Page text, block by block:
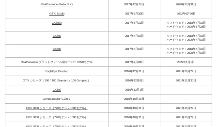
RealPresence Media Suite 2017年12月28日 2020年12月31日
OTX Studio 2017年6月30日 2022年6月30日
CX3000 2017年5月31日
ソフトウェア：2018年4月10日
ハードウェア：2020年5月28日
CX600 2017年4月10日
ソフトウェア：2018年4月10日
ハードウェア：2020年4月10日
CX500 2017年4月10日
ソフトウェア：2018年4月10日
ハードウェア：2020年4月10日
RealPresence プラットフォーム用サーバー R220モデル 2017年2月28日 2022年1月1日
EagleEye Director 2016年12月31日 2021年10月29日
OTX シリーズ（300 / 100 Standard / 100 Compact） 2016年12月8日 2021年11月30日
CX100 2016年12月1日 －
Communicator C100ｓ 2016年10月28日 －
HDX 9000 シリーズ（720モデル / 1080モデル） 2016年10月31日 2021年10月29日
HDX 8000 シリーズ（720モデル / 1080モデル） 2016年10月31日 2021年10月29日